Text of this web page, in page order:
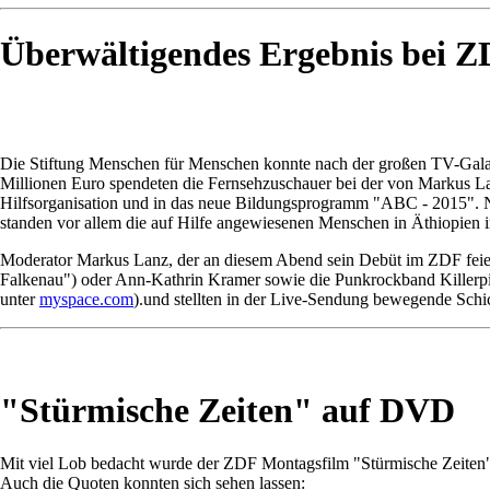
Überwältigendes Ergebnis bei
Die Stiftung Menschen für Menschen konnte nach der großen TV-
Millionen Euro spendeten die Fernsehzuschauer bei der von
Hilfsorganisation und in das neue Bildungsprogramm "ABC - 2015".
standen vor allem die auf Hilfe angewiesenen Menschen in Äthiopien
Moderator Markus Lanz, der an diesem Abend sein Debüt im ZDF
Falkenau") oder Ann-Kathrin Kramer sowie die Punkrockband
untermyspace.com).und stellten in der Live-Sendung bewegende
"Stürmische Zeiten" auf DVD
Mit viel Lob bedacht wurde der ZDF Montagsfilm "Stürmische
Auch die Quoten konnten sich sehen lassen: